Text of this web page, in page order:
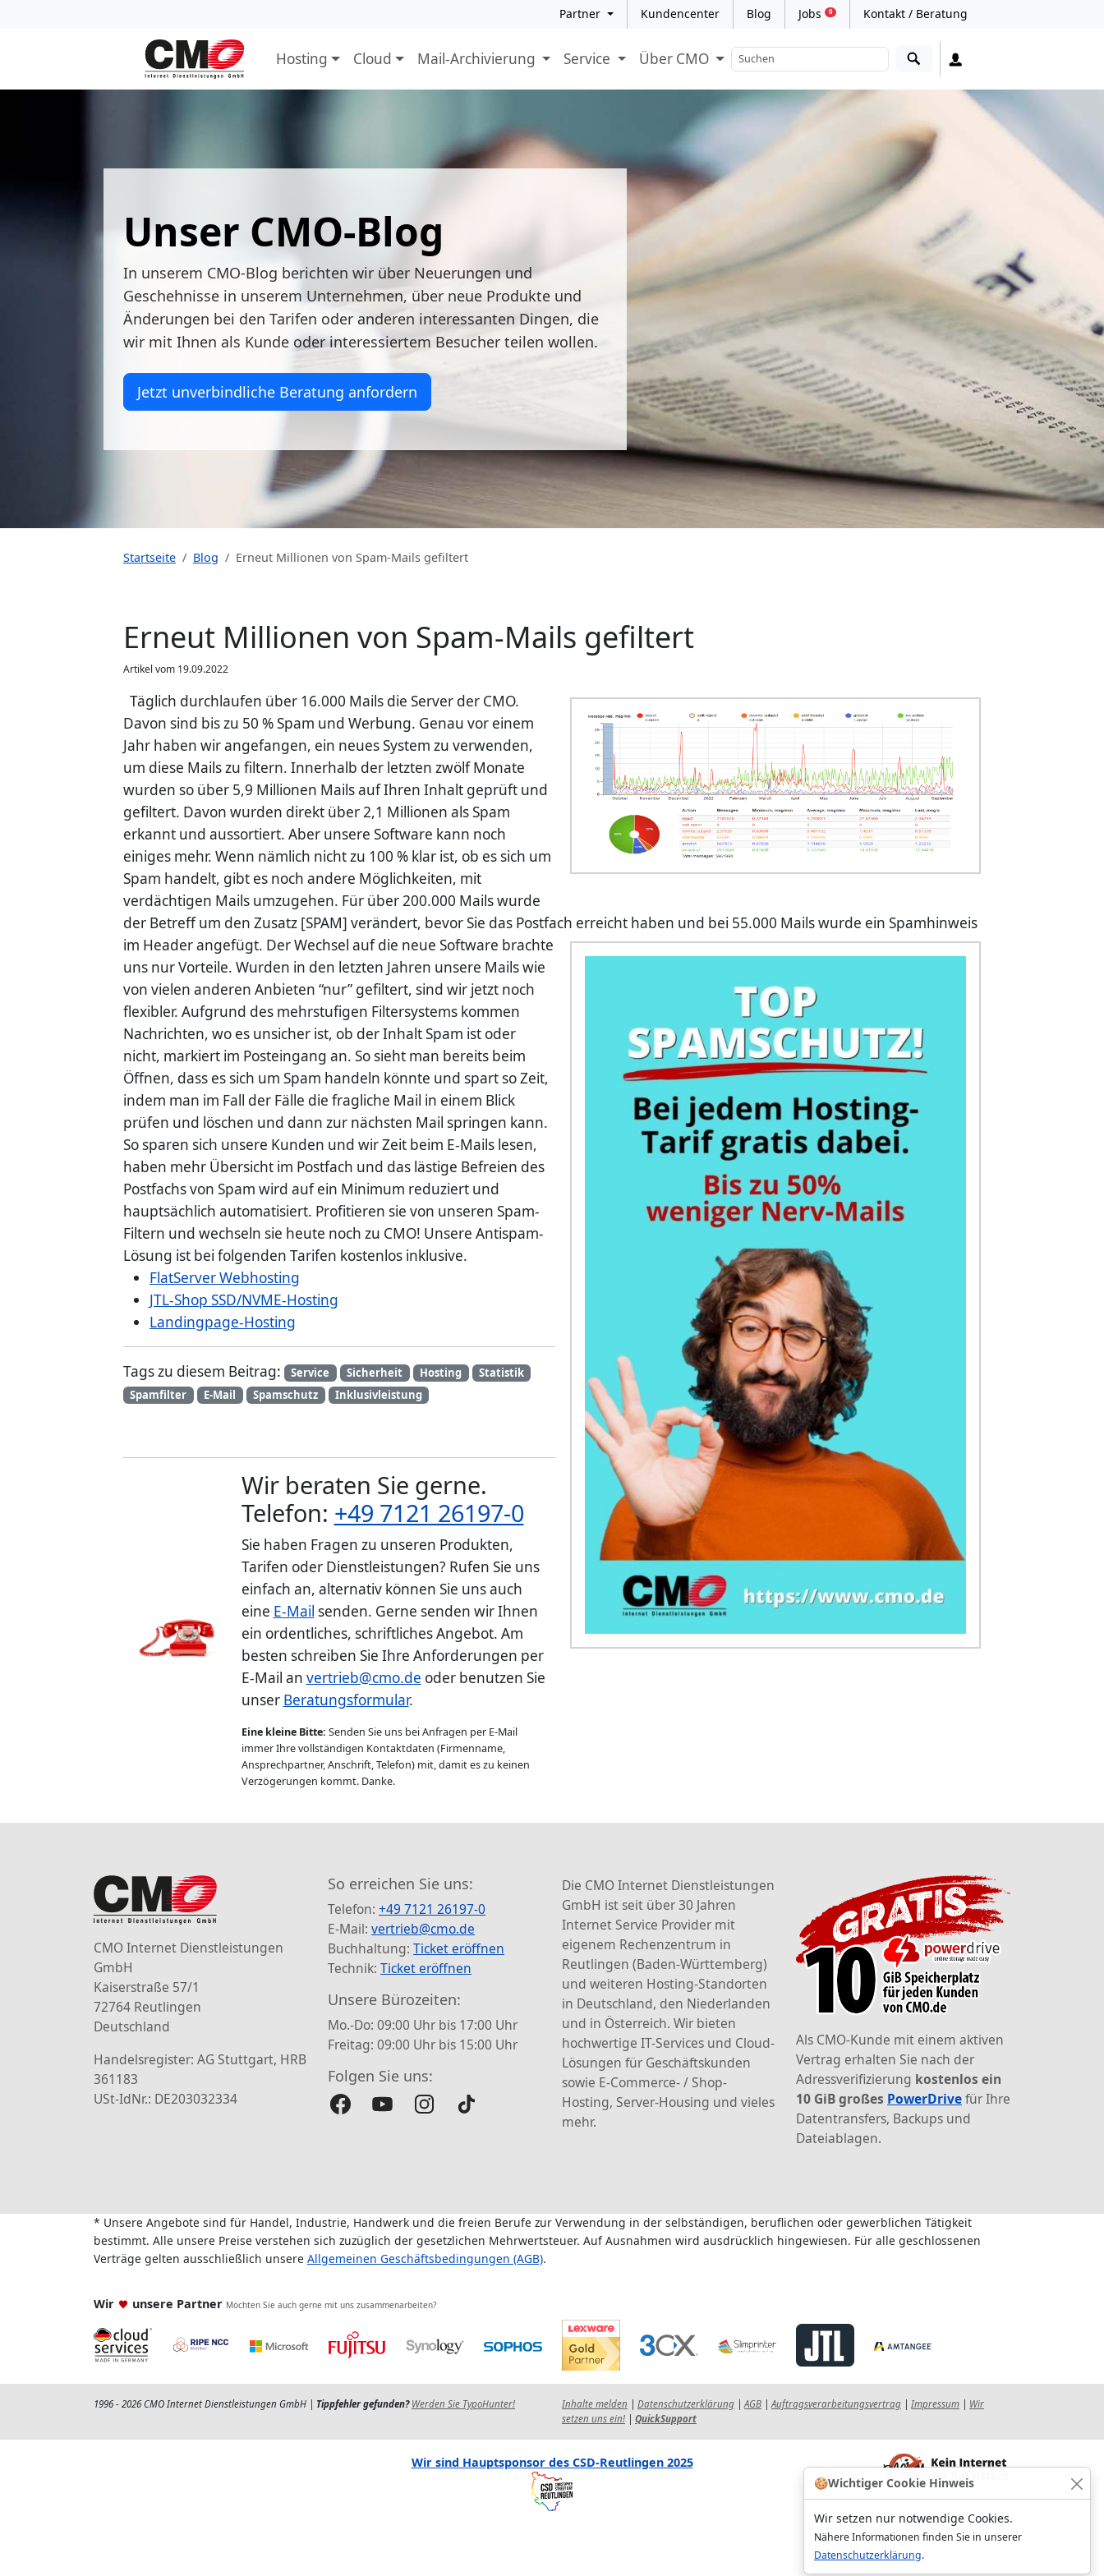
🍪Wichtiger Cookie Hinweis
Wir setzen nur notwendige Cookies.
Nähere Informationen finden Sie in unserer
Datenschutzerklärung.
Partner Kundencenter Blog Jobs 0 Kontakt / Beratung
Hosting Cloud Mail-Archivierung Service Über CMO
Unser CMO-Blog
In unserem CMO-Blog berichten wir über Neuerungen und
Geschehnisse in unserem Unternehmen, über neue Produkte und
Änderungen bei den Tarifen oder anderen interessanten Dingen, die
wir mit Ihnen als Kunde oder interessiertem Besucher teilen wollen.
Jetzt unverbindliche Beratung anfordern
Startseite Blog Erneut Millionen von Spam-Mails gefiltert
Erneut Millionen von Spam-Mails gefiltert
Artikel vom 19.09.2022
Täglich durchlaufen über 16.000 Mails die Server der CMO.
Davon sind bis zu 50 % Spam und Werbung. Genau vor einem
Jahr haben wir angefangen, ein neues System zu verwenden,
um diese Mails zu filtern. Innerhalb der letzten zwölf Monate
wurden so über 5,9 Millionen Mails auf Ihren Inhalt geprüft und
gefiltert. Davon wurden direkt über 2,1 Millionen als Spam
erkannt und aussortiert. Aber unsere Software kann noch
einiges mehr. Wenn nämlich nicht zu 100 % klar ist, ob es sich um
Spam handelt, gibt es noch andere Möglichkeiten, mit
verdächtigen Mails umzugehen. Für über 200.000 Mails wurde
der Betreff um den Zusatz [SPAM] verändert, bevor Sie das Postfach erreicht haben und bei 55.000 Mails wurde ein Spamhinweis
im Header angefügt. Der Wechsel auf die neue Software brachte
uns nur Vorteile. Wurden in den letzten Jahren unsere Mails wie
von vielen anderen Anbieten “nur” gefiltert, sind wir jetzt noch
flexibler. Aufgrund des mehrstufigen Filtersystems kommen
Nachrichten, wo es unsicher ist, ob der Inhalt Spam ist oder
nicht, markiert im Posteingang an. So sieht man bereits beim
Öffnen, dass es sich um Spam handeln könnte und spart so Zeit,
indem man im Fall der Fälle die fragliche Mail in einem Blick
prüfen und löschen und dann zur nächsten Mail springen kann.
So sparen sich unsere Kunden und wir Zeit beim E-Mails lesen,
haben mehr Übersicht im Postfach und das lästige Befreien des
Postfachs von Spam wird auf ein Minimum reduziert und
hauptsächlich automatisiert. Profitieren sie von unseren Spam-
Filtern und wechseln sie heute noch zu CMO! Unsere Antispam-
Lösung ist bei folgenden Tarifen kostenlos inklusive.
FlatServer Webhosting
JTL-Shop SSD/NVME-Hosting
Landingpage-Hosting
Tags zu diesem Beitrag: Service Sicherheit Hosting
Statistik
Spamfilter
E-Mail Spamschutz Inklusivleistung
Wir beraten Sie gerne.
Telefon: +49 7121 26197-0
Sie haben Fragen zu unseren Produkten,
Tarifen oder Dienstleistungen? Rufen Sie uns
einfach an, alternativ können Sie uns auch
eine E-Mail senden. Gerne senden wir Ihnen
ein ordentliches, schriftliches Angebot. Am
besten schreiben Sie Ihre Anforderungen per
E-Mail an vertrieb@cmo.de oder benutzen Sie
unser Beratungsformular.
Eine kleine Bitte: Senden Sie uns bei Anfragen per E-Mail
immer Ihre vollständigen Kontaktdaten (Firmenname,
Ansprechpartner, Anschrift, Telefon) mit, damit es zu keinen
Verzögerungen kommt. Danke.
CMO Internet Dienstleistungen
GmbH
Kaiserstraße 57/1
72764 Reutlingen
Deutschland
Handelsregister: AG Stuttgart, HRB
361183
USt-IdNr.: DE203032334
So erreichen Sie uns:
Telefon: +49 7121 26197-0
E-Mail: vertrieb@cmo.de
Buchhaltung: Ticket eröffnen
Technik: Ticket eröffnen
Unsere Bürozeiten:
Mo.-Do: 09:00 Uhr bis 17:00 Uhr
Freitag: 09:00 Uhr bis 15:00 Uhr
Folgen Sie uns:
Die CMO Internet Dienstleistungen
GmbH ist seit über 30 Jahren
Internet Service Provider mit
eigenem Rechenzentrum in
Reutlingen (Baden-Württemberg)
und weiteren Hosting-Standorten
in Deutschland, den Niederlanden
und in Österreich. Wir bieten
hochwertige IT-Services und Cloud-
Lösungen für Geschäftskunden
sowie E-Commerce- / Shop-
Hosting, Server-Housing und vieles
mehr.
Als CMO-Kunde mit einem aktiven
Vertrag erhalten Sie nach der
Adressverifizierung kostenlos ein
10 GiB großes PowerDrivefür Ihre
Datentransfers, Backups und
Dateiablagen.
* Unsere Angebote sind für Handel, Industrie, Handwerk und die freien Berufe zur Verwendung in der selbständigen, beruflichen oder gewerblichen Tätigkeit
bestimmt. Alle unsere Preise verstehen sich zuzüglich der gesetzlichen Mehrwertsteuer. Auf Ausnahmen wird ausdrücklich hingewiesen. Für alle geschlossenen
Verträge gelten ausschließlich unsere Allgemeinen Geschäftsbedingungen (AGB).
Wir unsere Partner Möchten Sie auch gerne mit uns zusammenarbeiten?
1996 - 2026 CMO Internet Dienstleistungen GmbH | Tippfehler gefunden? Werden Sie TypoHunter! Inhalte melden Datenschutzerklärung |AGB |Auftragsverarbeitungsvertrag Impressum
Wir
setzen uns ein!
QuickSupport
Wir sind Hauptsponsor des CSD-Reutlingen 2025